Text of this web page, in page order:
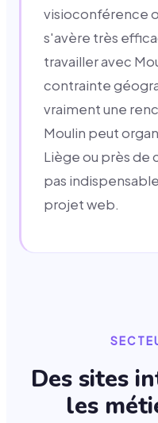
visioconférence
s'avère très
travailler avec
contrainte
vraiment une
Moulin peut
Liège ou près de
pas
projet web.
Des sites
les